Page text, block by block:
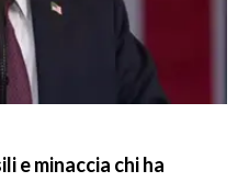
e minaccia chi ha